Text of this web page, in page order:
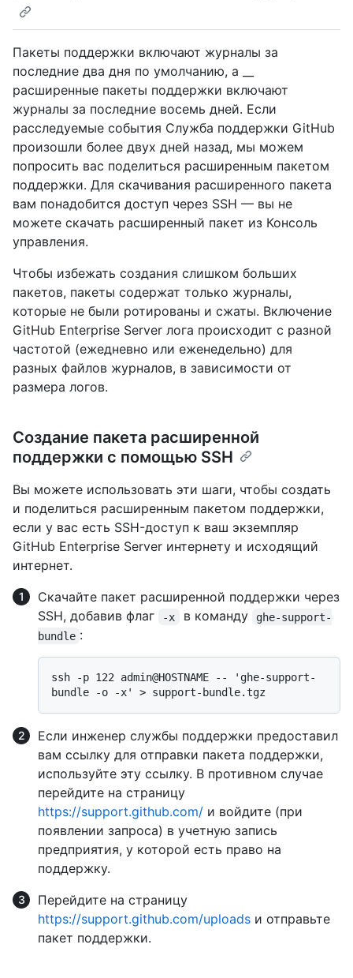
Пакеты поддержки включают журналы за
последние два дня по умолчанию, а __
расширенные пакеты поддержки включают
журналы за последние восемь дней. Если
расследуемые события Служба поддержки GitHub
произошли более двух дней назад, мы можем
попросить вас поделиться расширенным пакетом
поддержки. Для скачивания расширенного пакета
вам понадобится доступ через SSH — вы не
можете скачать расширенный пакет из Консоль
управления.
Чтобы избежать создания слишком больших
пакетов, пакеты содержат только журналы,
которые не были ротированы и сжаты. Включение
GitHub Enterprise Server лога происходит с разной
частотой (ежедневно или еженедельно) для
разных файлов журналов, в зависимости от
размера логов.
Создание пакета расширенной
поддержки с помощью SSH
Вы можете использовать эти шаги, чтобы создать
и поделиться расширенным пакетом поддержки,
если у вас есть SSH-доступ к ваш экземпляр
GitHub Enterprise Server интернету и исходящий
интернет.
Скачайте пакет расширенной поддержки через
SSH, добавив флаг
-x в команду
ghe-support-
bundle :
ssh -p 122 admin@HOSTNAME -- 'ghe-support-
Если инженер службы поддержки предоставил
вам ссылку для отправки пакета поддержки,
используйте эту ссылку. В противном случае
перейдите на страницу
https://support.github.com/ и войдите (при
появлении запроса) в учетную запись
предприятия, у которой есть право на
поддержку.
Перейдите на страницу
https://support.github.com/uploads и отправьте
пакет поддержки.